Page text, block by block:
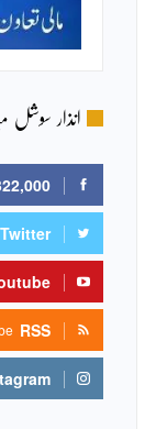
انذار سوشل
Twitter
RSS